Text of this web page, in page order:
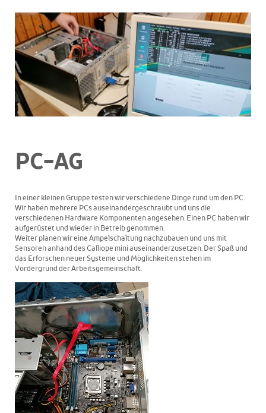
PC-AG
In einer kleinen Gruppe testen wir verschiedene Dinge rund um den PC.
Wir haben mehrere PCs auseinandergeschraubt und uns die
verschiedenen Hardware Komponenten angesehen. Einen PC haben wir
aufgerüstet und wieder in Betreib genommen.
Weiter planen wir eine Ampelschaltung nachzubauen und uns mit
Sensoren anhand des Calliope mini auseinanderzusetzen. Der Spaß und
das Erforschen neuer Systeme und Möglichkeiten stehen im
Vordergrund der Arbeitsgemeinschaft.